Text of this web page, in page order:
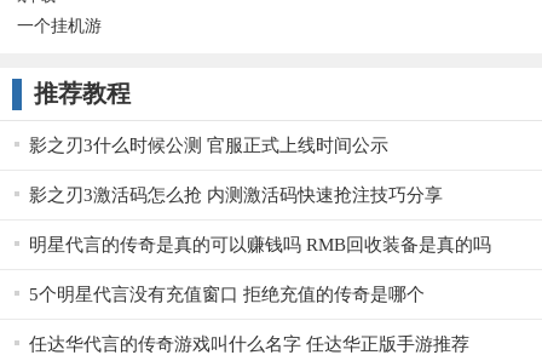
一个挂机游
推荐教程
影之刃3什么时候公测 官服正式上线时间公示
影之刃3激活码怎么抢 内测激活码快速抢注技巧分享
明星代言的传奇是真的可以赚钱吗 RMB回收装备是真的吗
5个明星代言没有充值窗口 拒绝充值的传奇是哪个
任达华代言的传奇游戏叫什么名字 任达华正版手游推荐